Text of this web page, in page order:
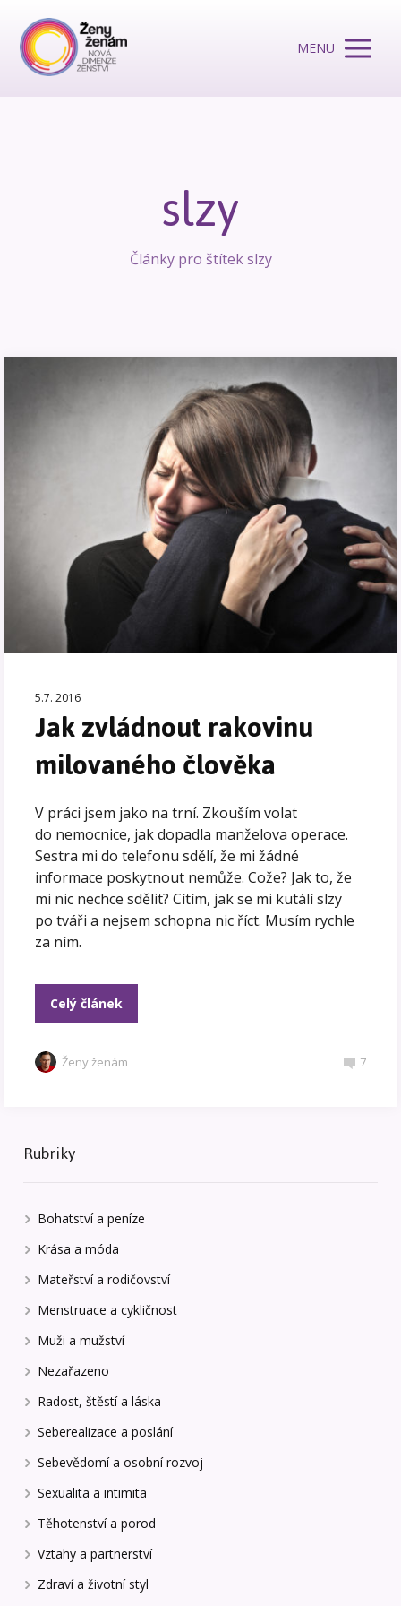
MENU
slzy
Články pro štítek slzy
5.7. 2016
Jak zvládnout rakovinu
milovaného člověka
V práci jsem jako na trní. Zkouším volat
do nemocnice, jak dopadla manželova operace.
Sestra mi do telefonu sdělí, že mi žádné
informace poskytnout nemůže. Cože? Jak to, že
mi nic nechce sdělit? Cítím, jak se mi kutálí slzy
po tváři a nejsem schopna nic říct. Musím rychle
za ním.
Celý článek
Ženy ženám 7
Rubriky
Bohatství a peníze
Krása a móda
Mateřství a rodičovství
Menstruace a cykličnost
Muži a mužství
Nezařazeno
Radost, štěstí a láska
Seberealizace a poslání
Sebevědomí a osobní rozvoj
Sexualita a intimita
Těhotenství a porod
Vztahy a partnerství
Zdraví a životní styl